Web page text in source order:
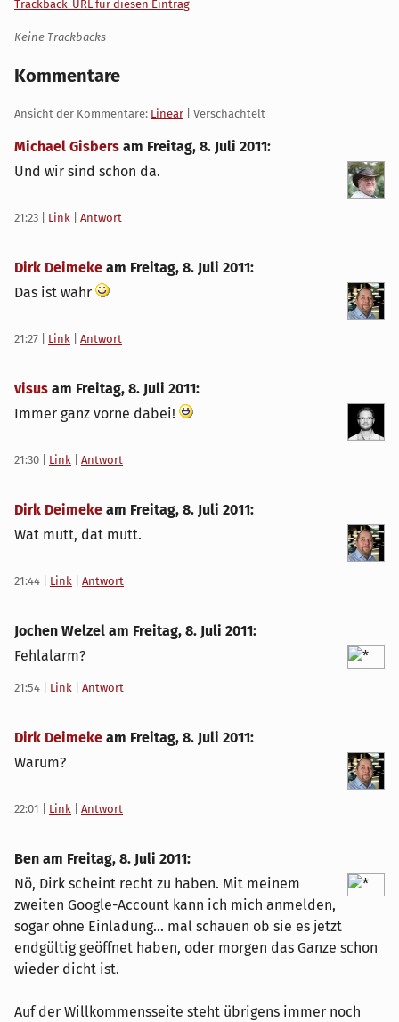
Trackback-URL für diesen Eintrag
Keine Trackbacks
Kommentare
Ansicht der Kommentare: Linear | Verschachtelt
Michael Gisbers am Freitag, 8. Juli 2011:
Und wir sind schon da.
21:23 Link Antwort
Dirk Deimeke am Freitag, 8. Juli 2011:
Das ist wahr
21:27 Link Antwort
visus am Freitag, 8. Juli 2011:
Immer ganz vorne dabei!
21:30 Link Antwort
Dirk Deimeke am Freitag, 8. Juli 2011:
Wat mutt, dat mutt.
21:44 Link Antwort
Jochen Welzel am Freitag, 8. Juli 2011:
Fehlalarm?
21:54 Link Antwort
Dirk Deimeke am Freitag, 8. Juli 2011:
Warum?
22:01 Link Antwort
Ben am Freitag, 8. Juli 2011:
Nö, Dirk scheint recht zu haben. Mit meinem
zweiten Google-Account kann ich mich anmelden,
sogar ohne Einladung... mal schauen ob sie es jetzt
endgültig geöffnet haben, oder morgen das Ganze schon
wieder dicht ist.
Auf der Willkommensseite steht übrigens immer noch